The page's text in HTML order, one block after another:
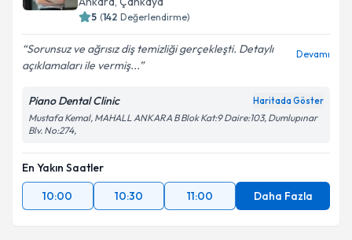
5 (142 Değerlendirme)
Sorunsuz ve ağrısız diş temizliği gerçekleşti. Detaylı
açıklamaları ile vermiş...
Devamı
Piano Dental Clinic Haritada Göster
Mustafa Kemal, MAHALL ANKARA B Blok Kat:9 Daire:103, Dumlupınar
Blv. No:274,
En Yakın Saatler
10:00
10:30 11:00 Daha Fazla